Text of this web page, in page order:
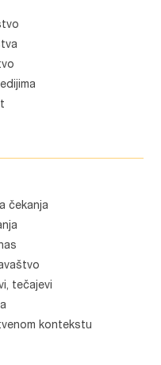
čekanja
tečajevi
kontekstu